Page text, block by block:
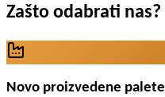
Zašto odabrati nas?
Novo proizvedene palete